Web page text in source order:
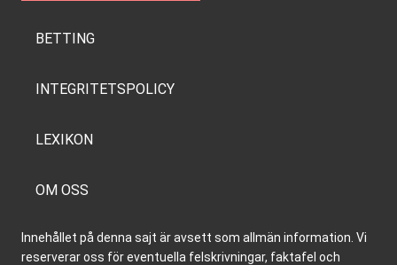
BETTING
INTEGRITETSPOLICY
LEXIKON
OM OSS
Innehållet på denna sajt är avsett som allmän information. Vi
reserverar oss för eventuella felskrivningar, faktafel och